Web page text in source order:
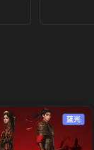
蓝光